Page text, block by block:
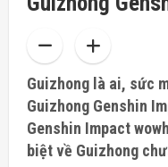
Guizhong là ai, sức
Guizhong Genshin
Genshin Impact
biệt về Guizhong